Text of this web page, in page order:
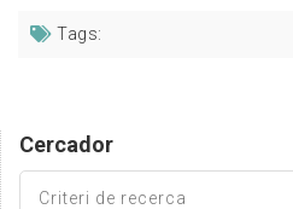
Tags:
Cercador